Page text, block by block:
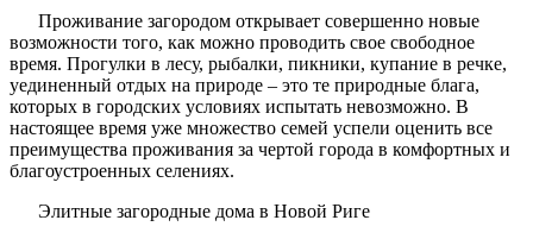
Проживание загородом открывает совершенно новые
возможности того, как можно проводить свое свободное
время. Прогулки в лесу, рыбалки, пикники, купание в речке,
уединенный отдых на природе – это те природные блага,
которых в городских условиях испытать невозможно. В
настоящее время уже множество семей успели оценить все
преимущества проживания за чертой города в комфортных и
благоустроенных селениях.
Элитные загородные дома в Новой Риге